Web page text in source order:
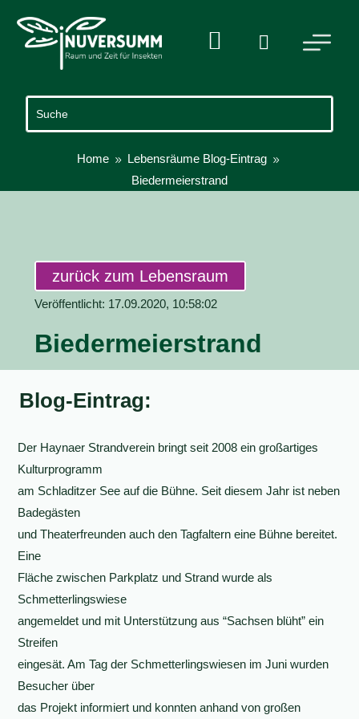
 
Home 9 Lebensräume Blog-Eintrag 9
Biedermeierstrand
zurück zum Lebensraum
Veröffentlicht: 17.09.2020, 10:58:02
Biedermeierstrand
Blog-Eintrag:
Der Haynaer Strandverein bringt seit 2008 ein großartiges
Kulturprogramm
am Schladitzer See auf die Bühne. Seit diesem Jahr ist neben
Badegästen
und Theaterfreunden auch den Tagfaltern eine Bühne bereitet.
Eine
Fläche zwischen Parkplatz und Strand wurde als
Schmetterlingswiese
angemeldet und mit Unterstützung aus “Sachsen blüht” ein
Streifen
eingesät. Am Tag der Schmetterlingswiesen im Juni wurden
Besucher über
das Projekt informiert und konnten anhand von großen